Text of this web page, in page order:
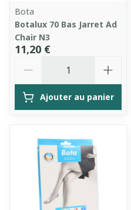
Bota
Botalux 70 Bas Jarret Ad
Chair N3
11,20 €
Ajouter au panier